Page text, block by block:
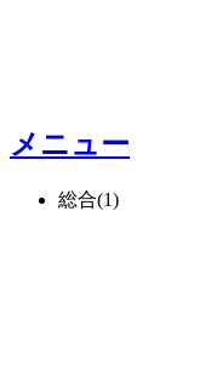
メニュー
総合(1)